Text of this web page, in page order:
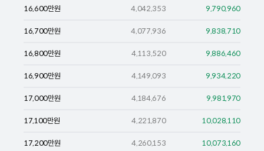
16,600만원 4,042,353 9,790,960
16,700만원 4,077,936 9,838,710
16,800만원 4,113,520 9,886,460
16,900만원 4,149,093 9,934,220
17,000만원 4,184,676 9,981,970
17,100만원 4,221,870 10,028,110
17,200만원 4,260,153 10,073,160